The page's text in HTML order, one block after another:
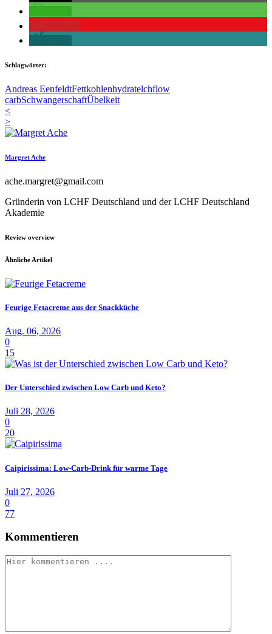
Schlagwörter:
Andreas EenfeldtFettkohlenhydratelchflow
carbSchwangerschaftÜbelkeit
<
>
Margret Ache
ache.margret@gmail.com
Gründerin von LCHF Deutschland und der LCHF Deutschland
Akademie
Review overview
Ähnliche Artikel
Feurige Fetacreme aus der Snackküche
Aug. 06, 2026
0
15
Der Unterschied zwischen Low Carb und Keto?
Juli 28, 2026
0
20
Caipirissima: Low-Carb-Drink für warme Tage
Juli 27, 2026
0
77
Kommentieren